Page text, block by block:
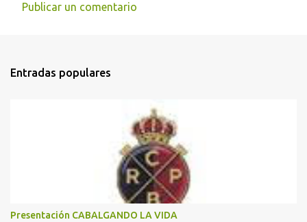
e
s
Publicar un comentario
Entradas populares
Presentación CABALGANDO LA VIDA